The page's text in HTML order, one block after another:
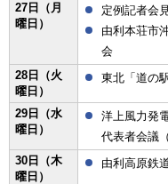
27日（月
曜日）
定例記者会
由利本荘市
会
28日（火
曜日）
東北「道の
29日（水
曜日）
洋上風力発
代表者会議
30日（木
曜日）
由利高原鉄